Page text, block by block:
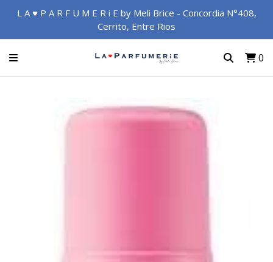
L A ♥ P A R F U M E R i E by Meli Brice - Concordia N°408,
Cerrito, Entre Rios
0